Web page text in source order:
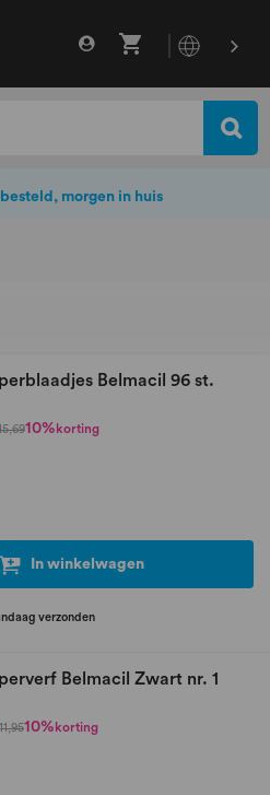
Belmacil 96 st.
10% korting
In winkelwagen
verzonden
Belmacil Zwart nr. 1
11,9510% korting